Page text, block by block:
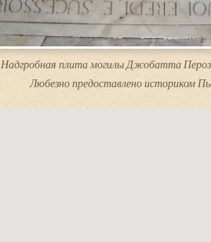
Надгробная плита могилы Джобатта
Любезно предоставлено историком